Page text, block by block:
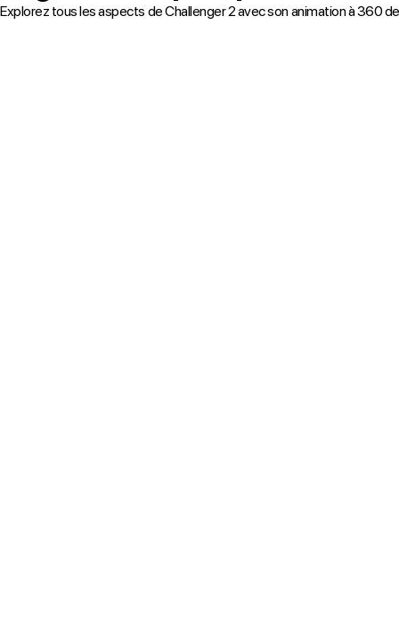
Explorez tous les aspects de Challenger 2 avec son animation à 360